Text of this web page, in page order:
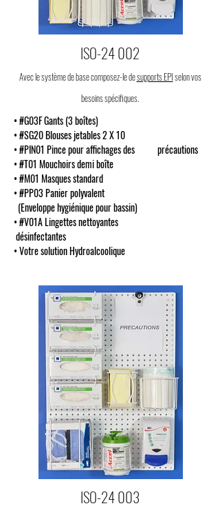
ISO-24 002
Avec le système de base composez-le desupports EPIselon vos
besoins spécifiques.
• #G03F Gants (3 boîtes)
• #SG20 Blouses jetables 2 X 10
• #PIN01 Pince pour affichages des précautions
• #T01 Mouchoirs demi boîte
• #M01 Masques standard
• #PP03 Panier polyvalent
(Enveloppe hygiénique pour bassin)
• #V01A Lingettes nettoyantes
désinfectantes
• Votre solution Hydroalcoolique
ISO-24 003